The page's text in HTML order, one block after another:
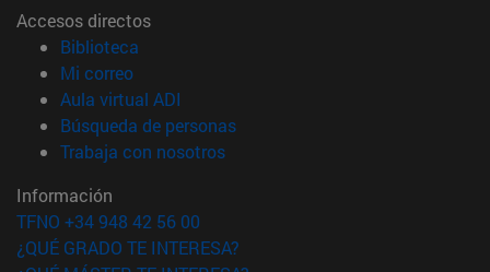
Accesos directos
Biblioteca
Mi correo(abre en nueva ventana)
Aula virtual ADI
Búsqueda de personas(abre en nueva ventana)
Trabaja con nosotros(abre en nueva ventana)
Información
TFNO +34 948 42 56 00
¿QUÉ GRADO TE INTERESA?